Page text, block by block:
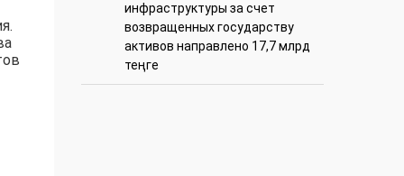
инфраструктуры за счет
возвращенных государству
активов направлено 17,7 млрд
теңге